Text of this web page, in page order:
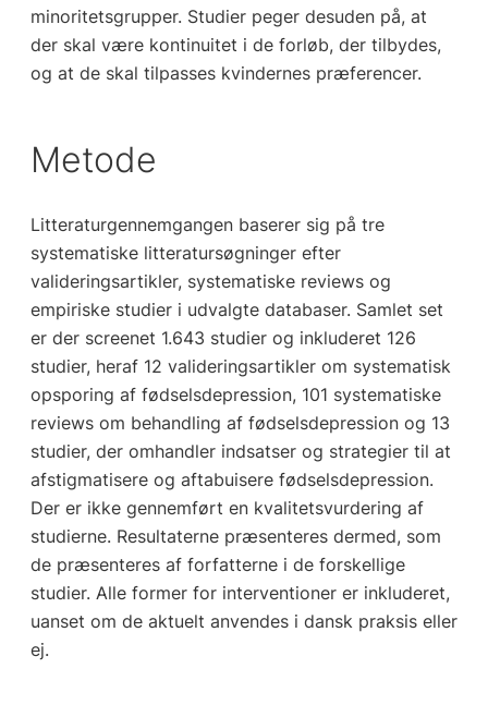
minoritetsgrupper. Studier peger desuden på, at
der skal være kontinuitet i de forløb, der tilbydes,
og at de skal tilpasses kvindernes præferencer.
Metode
Litteraturgennemgangen baserer sig på tre
systematiske litteratursøgninger efter
valideringsartikler, systematiske reviews og
empiriske studier i udvalgte databaser. Samlet set
er der screenet 1.643 studier og inkluderet 126
studier, heraf 12 valideringsartikler om systematisk
opsporing af fødselsdepression, 101 systematiske
reviews om behandling af fødselsdepression og 13
studier, der omhandler indsatser og strategier til at
afstigmatisere og aftabuisere fødselsdepression.
Der er ikke gennemført en kvalitetsvurdering af
studierne. Resultaterne præsenteres dermed, som
de præsenteres af forfatterne i de forskellige
studier. Alle former for interventioner er inkluderet,
uanset om de aktuelt anvendes i dansk praksis eller
ej.